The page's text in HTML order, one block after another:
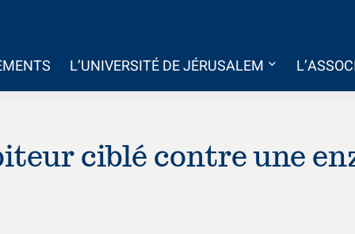
L’UNIVERSITÉ DE JÉRUSALEM
ciblé contre une